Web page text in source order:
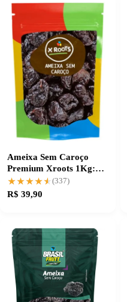
Ameixa Sem Caroço
Premium Xroots 1Kg:
sabor e qualidade
★★★★★
★★★★★ (337)
R$ 39,90